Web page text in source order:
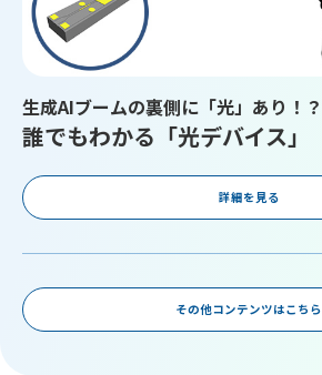
生成AIブームの裏側に「光」あり！？
誰でもわかる「光デバイス」
詳細を見る
その他コンテンツはこちら